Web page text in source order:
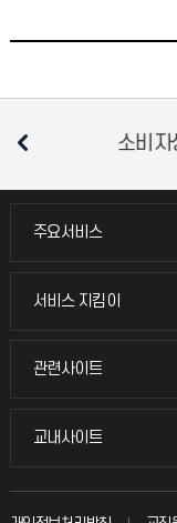
소비자생활
주요서비스
주요서비스
교무회의방송
서비스 지킴이
서비스 지킴이
묻고 답하기
관련사이트
관련사이트
국방헬프콜
교내사이트
교내사이트
교수회